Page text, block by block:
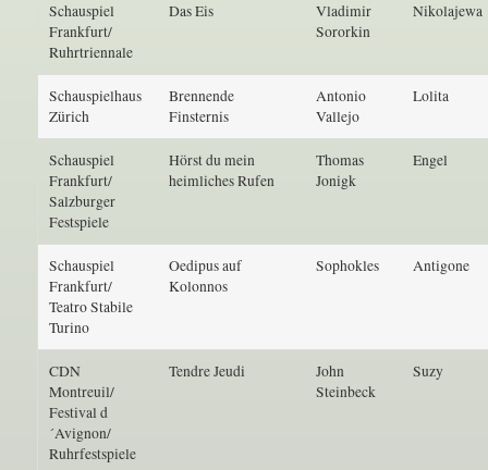
Schauspiel
Frankfurt/
Ruhrtriennale
Das Eis
Vladimir
Sororkin
Nikolajewa
Schauspielhaus
Zürich
Brennende
Finsternis
Antonio
Vallejo
Lolita
Schauspiel
Frankfurt/
Salzburger
Festspiele
Hörst du mein
heimliches Rufen
Thomas
Jonigk
Engel
Schauspiel
Frankfurt/
Teatro Stabile
Turino
Oedipus auf
Kolonnos
Sophokles Antigone
CDN
Montreuil/
Festival d
´Avignon/
Ruhrfestspiele
Tendre Jeudi
John
Steinbeck
Suzy